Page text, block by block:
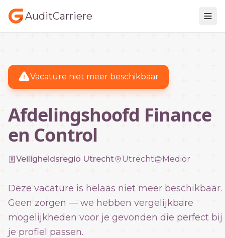
AuditCarriere
Vacature niet meer beschikbaar
Afdelingshoofd Finance
en Control
Veiligheidsregio Utrecht Utrecht Medior
Deze vacature is helaas niet meer beschikbaar.
Geen zorgen — we hebben vergelijkbare
mogelijkheden voor je gevonden die perfect bij
je profiel passen.